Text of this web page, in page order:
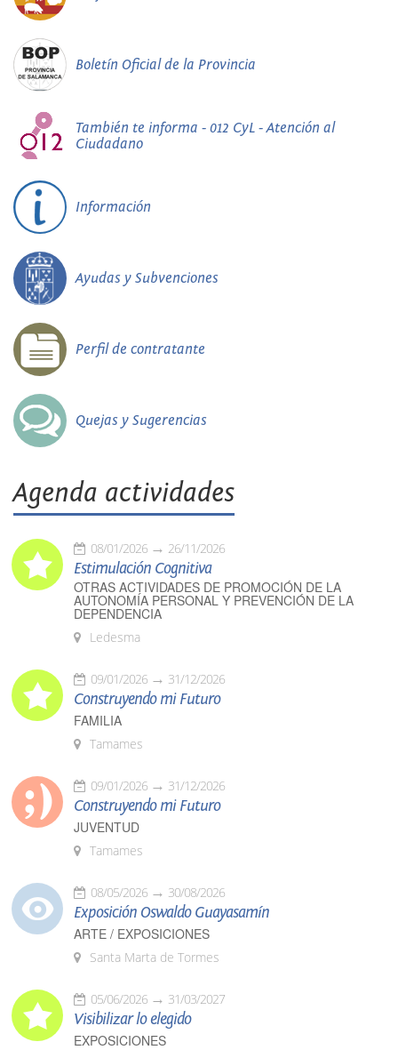
Boletín Oficial de la Provincia
También te informa - 012 CyL - Atención al
Ciudadano
Información
Ayudas y Subvenciones
Perfil de contratante
Quejas y Sugerencias
Agenda actividades
08/01/2026 26/11/2026
Estimulación Cognitiva
OTRAS ACTIVIDADES DE PROMOCIÓN DE LA
AUTONOMÍA PERSONAL Y PREVENCIÓN DE LA
DEPENDENCIA
Ledesma
09/01/2026 31/12/2026
Construyendo mi Futuro
FAMILIA
Tamames
09/01/2026 31/12/2026
Construyendo mi Futuro
JUVENTUD
Tamames
08/05/2026 30/08/2026
Exposición Oswaldo Guayasamín
ARTE / EXPOSICIONES
Santa Marta de Tormes
05/06/2026 31/03/2027
Visibilizar lo elegido
EXPOSICIONES